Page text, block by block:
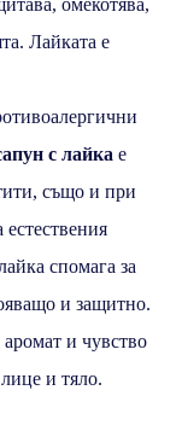
омекотява,
Лайката е
с лайка е
също и при
спомага за
и защитно.
и чувство
и тяло.